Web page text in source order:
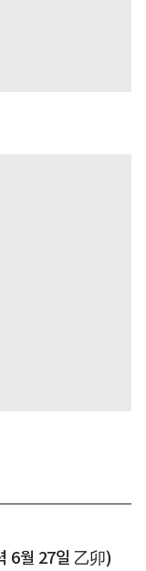
6월 27일 乙卯)